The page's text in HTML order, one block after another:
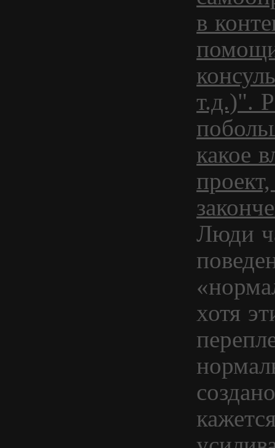
в
т.д.)".
какое
Люди
хотя